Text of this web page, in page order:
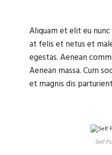
Aliquam et elit eu
at felis et netus et
egestas. Aenean
Aenean massa. Cum
et magnis dis
Self